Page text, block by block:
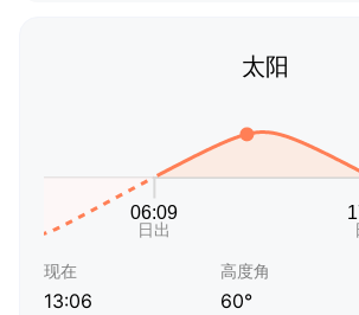
太阳
现在
13:06
高度角
60°